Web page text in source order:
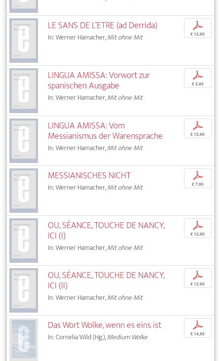
LE SANS DE L’ETRE (ad Derrida)
In: Werner Hamacher,Mit ohne Mit
p
€ 12,95
LINGUA AMISSA: Vorwort zur
spanischen Ausgabe
In: Werner Hamacher,Mit ohne Mit
p
€ 5,95
LINGUA AMISSA: Vom
Messianismus der Warensprache
In: Werner Hamacher,Mit ohne Mit
p
€ 12,95
MESSIANISCHES NICHT
In: Werner Hamacher,Mit ohne Mit
p
€ 7,95
OU, SÉANCE, TOUCHE DE NANCY,
ICI (I)
In: Werner Hamacher,Mit ohne Mit
p
€ 12,95
OU, SÉANCE, TOUCHE DE NANCY,
ICI (II)
In: Werner Hamacher,Mit ohne Mit
p
€ 12,95
Das Wort Wolke, wenn es eins ist
In: Cornelia Wild (Hg.),Medium Wolke
p
€ 14,95